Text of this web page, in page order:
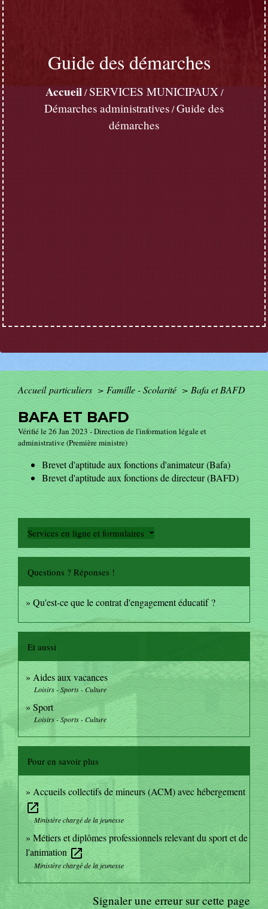
Guide des démarches
Accueil /SERVICES MUNICIPAUX/
Démarches administratives/Guide des
démarches
Accueil particuliers > Famille - Scolarité > Bafa et BAFD
BAFA ET BAFD
Vérifié le 26 Jan 2023 - Direction de l'information légale et
administrative (Première ministre)
Brevet d'aptitude aux fonctions d'animateur (Bafa)
Brevet d'aptitude aux fonctions de directeur (BAFD)
Services en ligne et formulaires
Questions ? Réponses !
Qu'est-ce que le contrat d'engagement éducatif ?
Et aussi
Aides aux vacances
Loisirs - Sports - Culture
Sport
Loisirs - Sports - Culture
Pour en savoir plus
Accueils collectifs de mineurs (ACM) avec hébergement
open_in_new
Ministère chargé de la jeunesse
Métiers et diplômes professionnels relevant du sport et de
l'animation open_in_new
Ministère chargé de la jeunesse
Signaler une erreur sur cette page